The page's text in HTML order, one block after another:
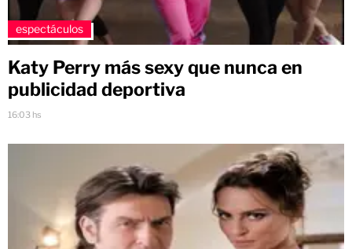
espectáculos
Katy Perry más sexy que nunca en
publicidad deportiva
16:03 hs